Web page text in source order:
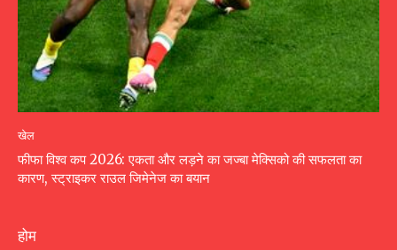
खेल
फीफा विश्व कप 2026: एकता और लड़ने का जज्बा मेक्सिको की सफलता का
कारण, स्ट्राइकर राउल जिमेनेज का बयान
होम